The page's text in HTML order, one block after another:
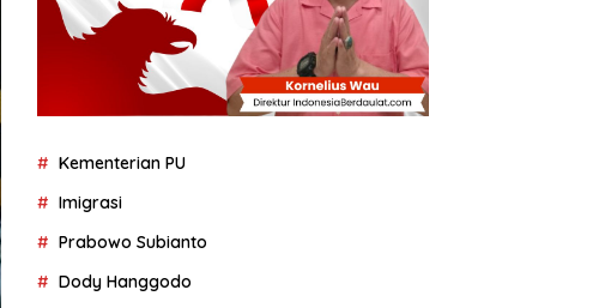
Kementerian PU
Imigrasi
Prabowo Subianto
Dody Hanggodo